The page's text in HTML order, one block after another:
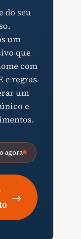
do seu
um
que
com
e regras
um
e
agora
→